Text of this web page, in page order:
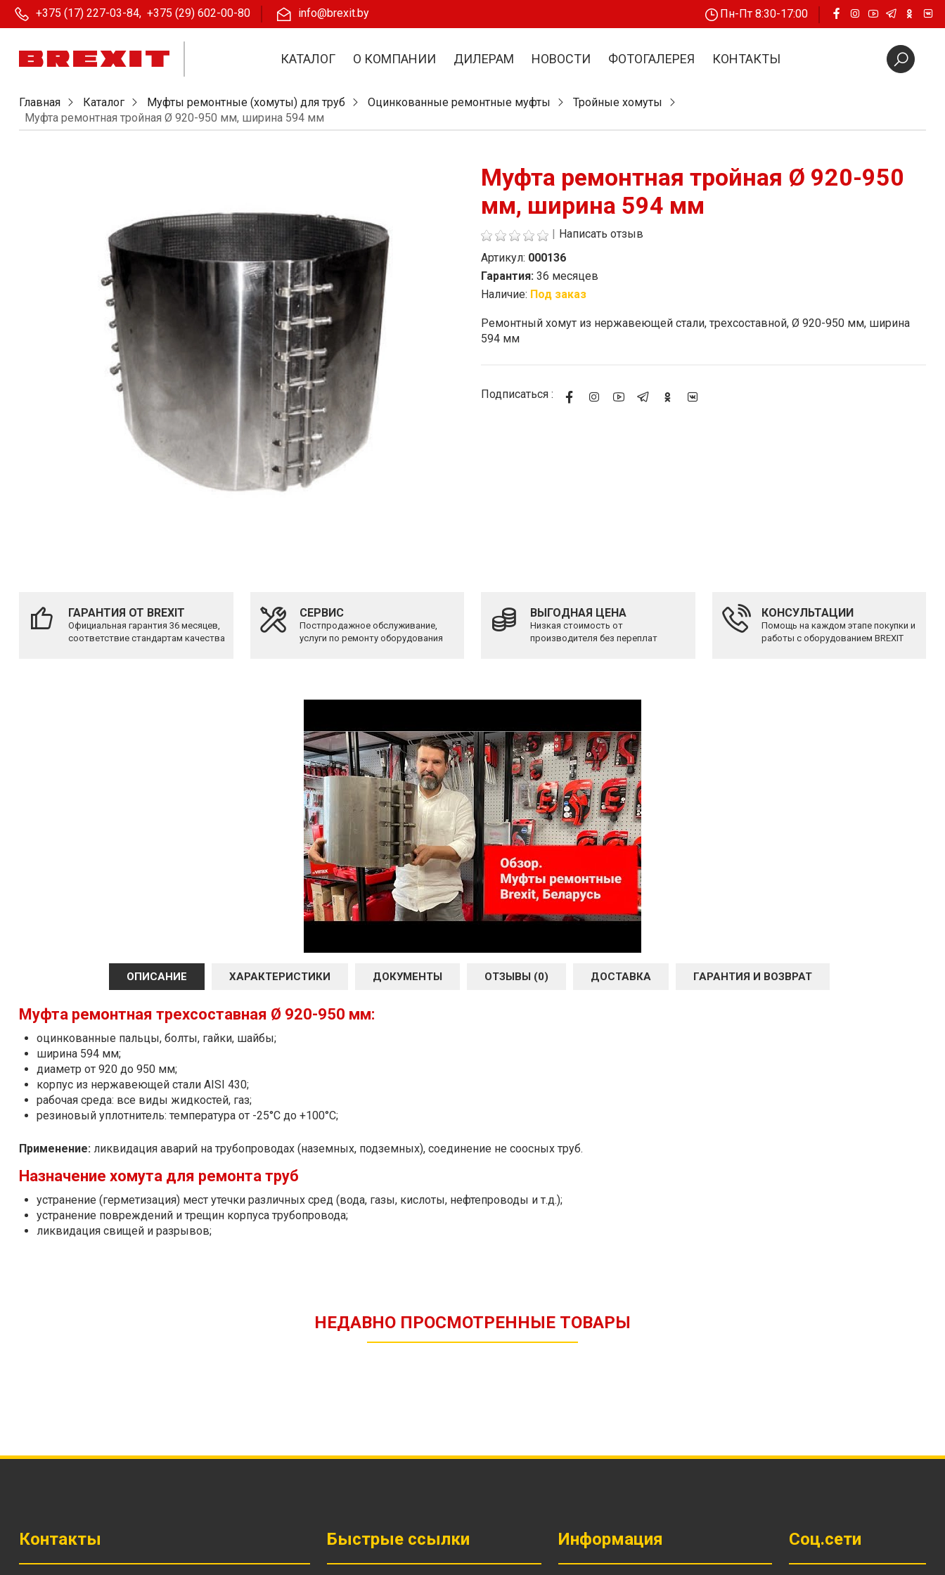
+375 (17) 227-03-84, +375 (29) 602-00-80 info@brexit.by Пн-Пт 8:30-17:00
КАТАЛОГ О КОМПАНИИ ДИЛЕРАМ НОВОСТИ ФОТОГАЛЕРЕЯ КОНТАКТЫ
Главная Каталог Муфты ремонтные (хомуты) для труб Оцинкованные ремонтные муфты
Тройные хомуты
Муфта ремонтная тройная Ø 920-950 мм, ширина 594 мм
Муфта ремонтная тройная Ø 920-950
мм, ширина 594 мм
| Написать отзыв
Артикул: 000136
Гарантия: 36 месяцев
Наличие: Под заказ
Стоимость
Ремонтный хомут из нержавеющей стали, трехсоставной, Ø 920-950 мм, ширина
594 мм
Подписаться :
ГАРАНТИЯ ОТ BREXIT
Официальная гарантия 36 месяцев,
соответствие стандартам качества
СЕРВИС
Постпродажное обслуживание,
услуги по ремонту оборудования
ВЫГОДНАЯ ЦЕНА
Низкая стоимость от
производителя без переплат
КОНСУЛЬТАЦИИ
Помощь на каждом этапе покупки и
работы с оборудованием BREXIT
ОПИСАНИЕ ХАРАКТЕРИСТИКИ ДОКУМЕНТЫ ОТЗЫВЫ (0) ДОСТАВКА ГАРАНТИЯ И ВОЗВРАТ
Муфта ремонтная трехсоставная Ø 920-950 мм:
оцинкованные пальцы, болты, гайки, шайбы;
ширина 594 мм;
диаметр от 920 до 950 мм;
корпус из нержавеющей стали AISI 430;
рабочая среда: все виды жидкостей, газ;
резиновый уплотнитель: температура от -25°С до +100°С;
Применение: ликвидация аварий на трубопроводах (наземных, подземных), соединение не соосных труб.
Назначение хомута для ремонта труб
устранение (герметизация) мест утечки различных сред (вода, газы, кислоты, нефтепроводы и т.д.);
устранение повреждений и трещин корпуса трубопровода;
ликвидация свищей и разрывов;
НЕДАВНО ПРОСМОТРЕННЫЕ ТОВАРЫ
Контакты Быстрые ссылки Информация Соц.сети